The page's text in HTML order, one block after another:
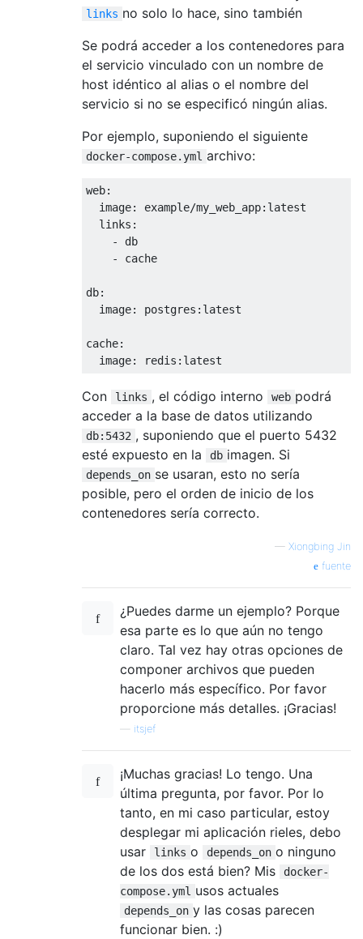
links no solo lo hace, sino también
Se podrá acceder a los contenedores para
el servicio vinculado con un nombre de
host idéntico al alias o el nombre del
servicio si no se especificó ningún alias.
Por ejemplo, suponiendo el siguiente
docker-compose.yml archivo:
web:
  image: example/my_web_app:latest
  links:
    - db
    - cache
db:
  image: postgres:latest
cache:
Con links , el código interno web podrá
acceder a la base de datos utilizando
db:5432 , suponiendo que el puerto 5432
esté expuesto en la
db imagen. Si
depends_on se usaran, esto no sería
posible, pero el orden de inicio de los
contenedores sería correcto.
— Xiongbing Jin
fuente
¿Puedes darme un ejemplo? Porque
esa parte es lo que aún no tengo
claro. Tal vez hay otras opciones de
componer archivos que pueden
hacerlo más específico. Por favor
proporcione más detalles. ¡Gracias!
itsjef
¡Muchas gracias! Lo tengo. Una
última pregunta, por favor. Por lo
tanto, en mi caso particular, estoy
desplegar mi aplicación rieles, debo
usar
links o depends_on o ninguno
de los dos está bien? Mis
docker-
compose.yml usos actuales
depends_on y las cosas parecen
funcionar bien. :)